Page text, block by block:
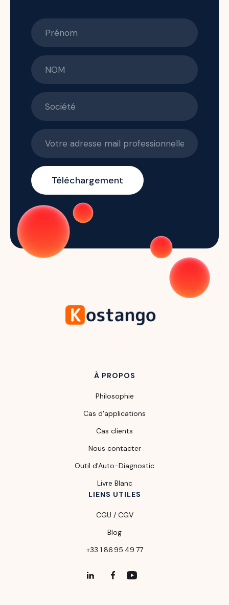
À PROPOS
Philosophie
Cas d'applications
Cas clients
Nous contacter
Outil d'Auto-Diagnostic
Livre Blanc
LIENS UTILES
CGU / CGV
Blog
+33 1.86.95.49.77